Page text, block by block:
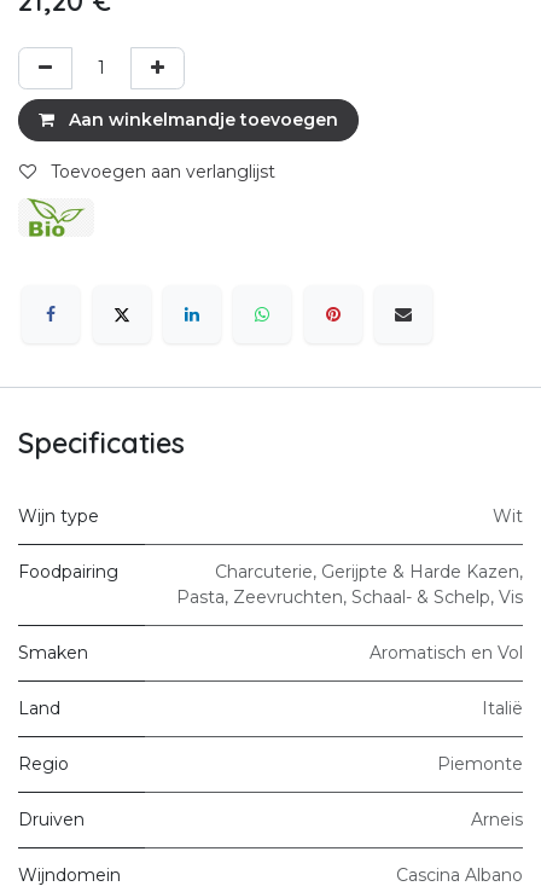
Aan winkelmandje toevoegen
Toevoegen aan verlanglijst
Specificaties
Wijn type Wit
Foodpairing Charcuterie, Gerijpte & Harde Kazen,
Pasta, Zeevruchten, Schaal- & Schelp, Vis
Smaken Aromatisch en Vol
Land Italië
Regio Piemonte
Druiven Arneis
Wijndomein Cascina Albano